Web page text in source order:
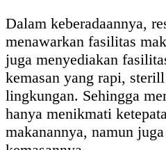
Dalam keberadaannya,
menawarkan fasilitas
juga menyediakan
kemasan yang rapi,
lingkungan. Sehingga
hanya menikmati
makanannya, namun